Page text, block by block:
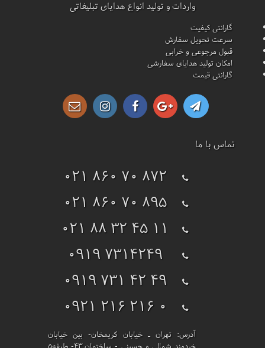
واردات و تولید انواع هدایای تبلیغاتی
گارانتی کیفیت
سرعت تحویل سفارش
قبول مرجوعی و خرابی
امکان تولید هدایای سفارشی
گارانتی قیمت
تماس با ما
021 860 70 872
021 860 70 895
021 88 32 45 11
0919 7314249
0919 731 42 49
0921 216 216 0
آدرس: تهران ـ خیابان کریمخان- بین خیابان
خردمند شمالی و حسینی - ساختمان 43- طبقه5